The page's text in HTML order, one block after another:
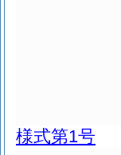
様式第1号